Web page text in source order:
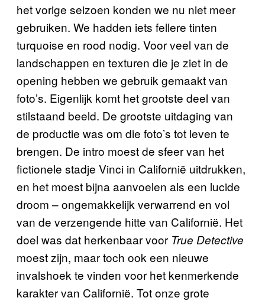
het vorige seizoen konden we nu niet meer
gebruiken. We hadden iets fellere tinten
turquoise en rood nodig. Voor veel van de
landschappen en texturen die je ziet in de
opening hebben we gebruik gemaakt van
foto’s. Eigenlijk komt het grootste deel van
stilstaand beeld. De grootste uitdaging van
de productie was om die foto’s tot leven te
brengen. De intro moest de sfeer van het
fictionele stadje Vinci in Californië uitdrukken,
en het moest bijna aanvoelen als een lucide
droom –ongemakkelijk verwarrend en vol
van de verzengende hitte van Californië. Het
doel was dat herkenbaar voor True Detective
moest zijn, maar toch ook een nieuwe
invalshoek te vinden voor het kenmerkende
karakter van Californië. Tot onze grote